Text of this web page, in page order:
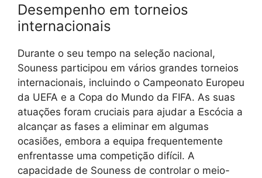
Desempenho em torneios
internacionais
Durante o seu tempo na seleção nacional,
Souness participou em vários grandes torneios
internacionais, incluindo o Campeonato Europeu
da UEFA e a Copa do Mundo da FIFA. As suas
atuações foram cruciais para ajudar a Escócia a
alcançar as fases a eliminar em algumas
ocasiões, embora a equipa frequentemente
enfrentasse uma competição difícil. A
capacidade de Souness de controlar o meio-